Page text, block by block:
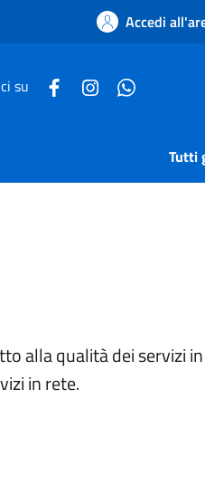
Accedi
su
Tutti
alla qualità dei servizi
in rete.